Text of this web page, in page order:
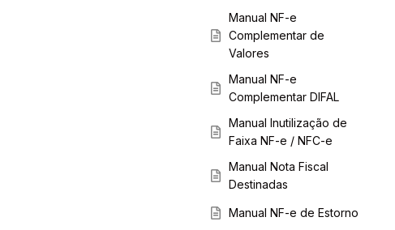
Manual NF-e
Complementar de
Valores
Manual NF-e
Complementar DIFAL
Manual Inutilização de
Faixa NF-e / NFC-e
Manual Nota Fiscal
Destinadas
Manual NF-e de Estorno